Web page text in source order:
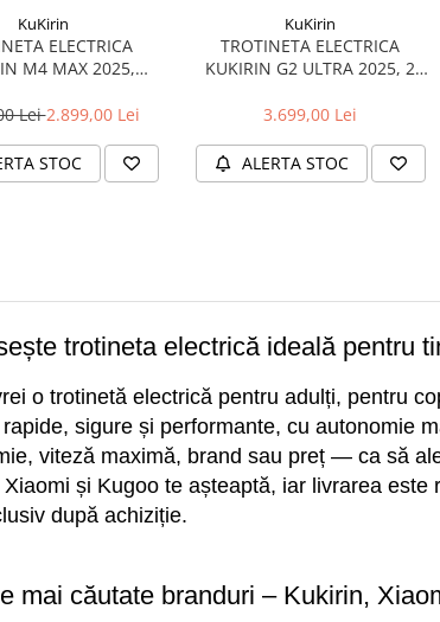
KuKirin
ELECTRICA
M4 MAX 2025,
VITEZA MAXIMA 45
Lei2.899,00 Lei
STOC
KuKirin
TROTINETA ELECTRICA
KUKIRIN G2 ULTRA 2025, 2
VITEZA MAXIMA 50KM/H,
3.699,00 Lei
ALERTA STOC
trotineta electrică ideală pentru
o trotinetă electrică pentru adulți, pentru
sigure și performante, cu autonomie
viteză maximă, brand sau preț — ca să
Xiaomi și Kugoo te așteaptă, iar livrarea
după achiziție.
mai căutate branduri – Kukirin,